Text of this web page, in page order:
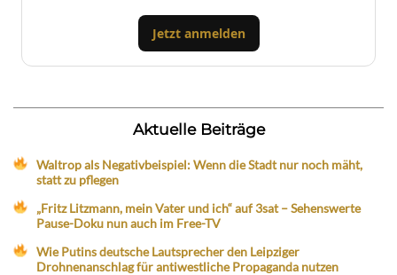
Jetzt anmelden
Aktuelle Beiträge
Waltrop als Negativbeispiel: Wenn die Stadt nur noch mäht,
statt zu pflegen
„Fritz Litzmann, mein Vater und ich“ auf 3sat – Sehenswerte
Pause-Doku nun auch im Free-TV
Wie Putins deutsche Lautsprecher den Leipziger
Drohnenanschlag für antiwestliche Propaganda nutzen